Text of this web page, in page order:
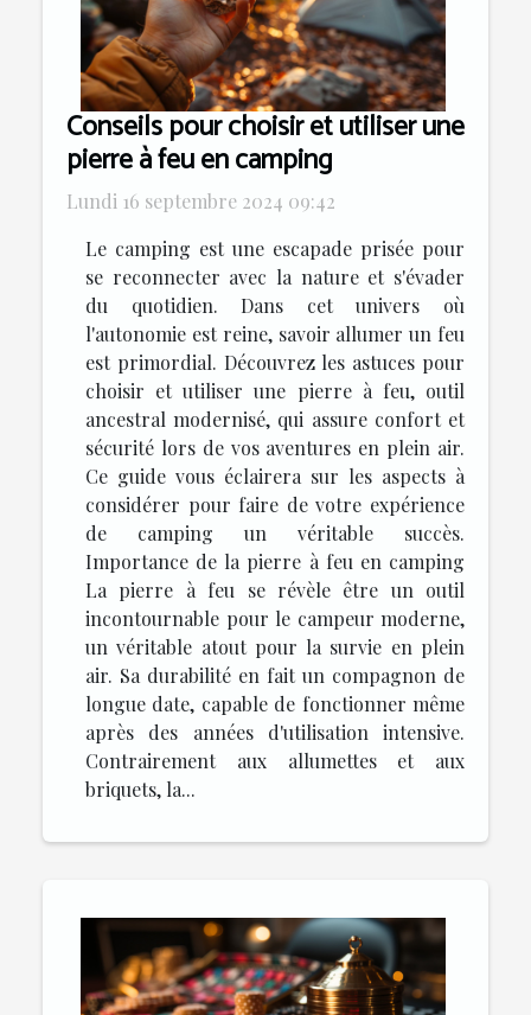
Conseils pour choisir et utiliser une
pierre à feu en camping
Lundi 16 septembre 2024 09:42
Le camping est une escapade prisée pour
se reconnecter avec la nature et s'évader
du quotidien. Dans cet univers où
l'autonomie est reine, savoir allumer un feu
est primordial. Découvrez les astuces pour
choisir et utiliser une pierre à feu, outil
ancestral modernisé, qui assure confort et
sécurité lors de vos aventures en plein air.
Ce guide vous éclairera sur les aspects à
considérer pour faire de votre expérience
de camping un véritable succès.
Importance de la pierre à feu en camping
La pierre à feu se révèle être un outil
incontournable pour le campeur moderne,
un véritable atout pour la survie en plein
air. Sa durabilité en fait un compagnon de
longue date, capable de fonctionner même
après des années d'utilisation intensive.
Contrairement aux allumettes et aux
briquets, la...